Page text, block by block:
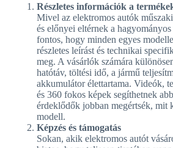
Részletes információk a
Mivel az elektromos autók
és előnyei eltérnek a
fontos, hogy minden egyes
részletes leírást és technikai
meg. A vásárlók számára
hatótáv, töltési idő, a jármű
akkumulátor élettartama. Videók,
és 360 fokos képek segíthetnek
érdeklődők jobban megértsék, mit
modell.
Képzés és támogatás
Sokan, akik elektromos autót